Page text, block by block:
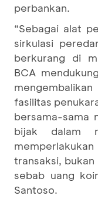
perbankan.
“Sebagai alat
sirkulasi
berkurang di
BCA
fasilitas
bersama-sama
bijak dalam
transaksi,
sebab uang
Santoso.